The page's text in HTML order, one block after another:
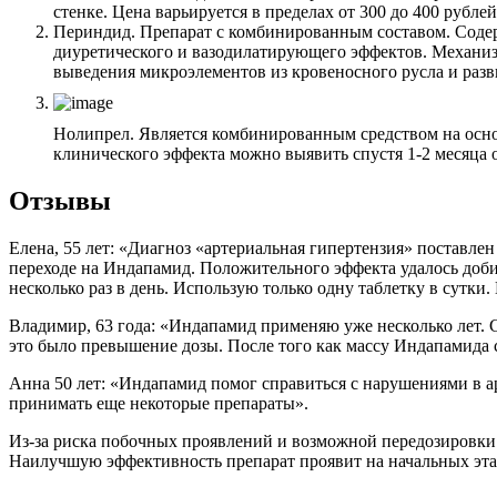
стенке. Цена варьируется в пределах от 300 до 400
Периндид. Препарат с комбинированным составом.
диуретического и вазодилатирующего эффектов.
выведения микроэлементов из кровеносного русла и
Нолипрел. Является комбинированным средством на
клинического эффекта можно выявить спустя 1-2
Отзывы
Елена, 55 лет: «Диагноз «артериальная гипертензия»
переходе на Индапамид. Положительного эффекта удалось
несколько раз в день. Использую только одну таблетку в
Владимир, 63 года: «Индапамид применяю уже несколько лет.
это было превышение дозы. После того как массу
Анна 50 лет: «Индапамид помог справиться с нарушениями в
принимать еще некоторые препараты».
Из-за риска побочных проявлений и возможной
Наилучшую эффективность препарат проявит на начальных